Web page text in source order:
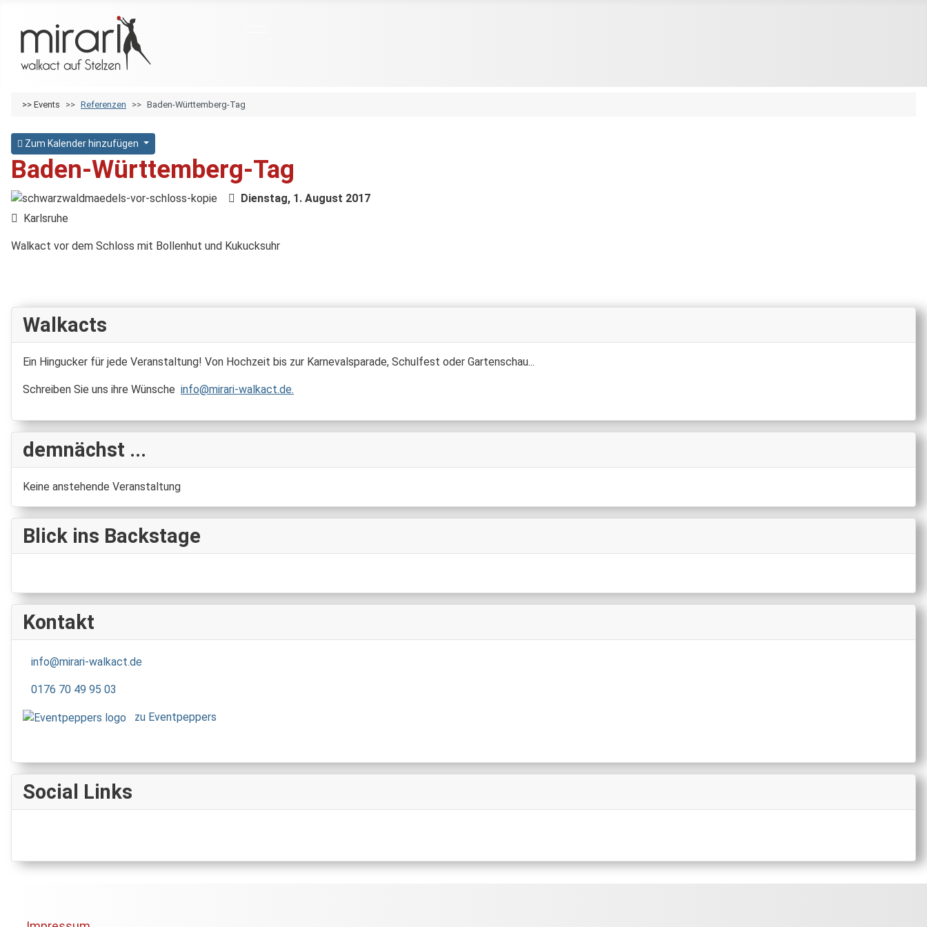
>> Events Referenzen Baden-Württemberg-Tag
Zum Kalender hinzufügen
Baden-Württemberg-Tag
Dienstag, 1. August 2017
Karlsruhe
Walkact vor dem Schloss mit Bollenhut und Kukucksuhr
Walkacts
Ein Hingucker für jede Veranstaltung! Von Hochzeit bis zur Karnevalsparade, Schulfest oder Gartenschau...
Schreiben Sie uns ihre Wünsche info@mirari-walkact.de.
demnächst ...
Keine anstehende Veranstaltung
Blick ins Backstage
Kontakt
info@mirari-walkact.de
0176 70 49 95 03
zu Eventpeppers
Social Links